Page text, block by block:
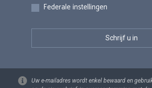
Federale instellingen
Uw e-mailadres wordt enkel bewaard en